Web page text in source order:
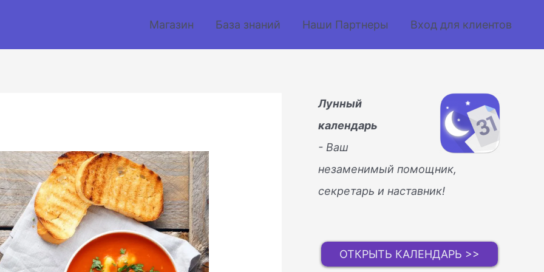
Магазин База знаний Наши Партнеры Вход для клиентов
Лунный
календарь
- Ваш
незаменимый помощник,
секретарь и наставник!
ОТКРЫТЬ КАЛЕНДАРЬ >>